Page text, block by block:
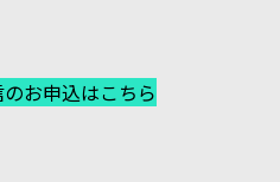
お申込はこちら